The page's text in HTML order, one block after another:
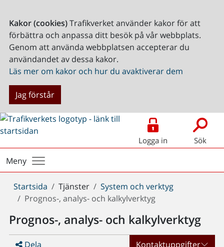
Kakor (cookies)Trafikverket använder kakor för att
förbättra och anpassa ditt besök på vår webbplats.
Genom att använda webbplatsen accepterar du
användandet av dessa kakor.
Läs mer om kakor och hur du avaktiverar dem
Jag förstår
Logga in Sök
Meny
Du
är
Startsida Tjänster
System och verktyg
Prognos-, analys- och kalkylverktyg
Prognos-, analys- och kalkylverktyg
Dela Kontaktuppgifter